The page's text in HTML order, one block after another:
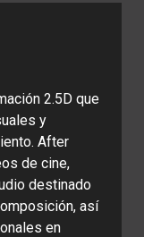
2.5D que
y
After
de cine,
destinado
así
en